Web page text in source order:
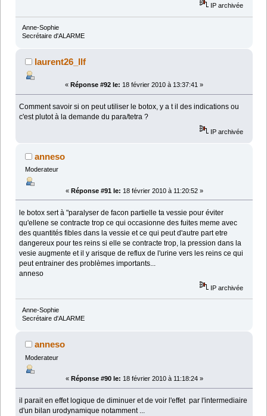
IP archivée
Anne-Sophie
Secrétaire d'ALARME
laurent26_llf
« Réponse #92 le: 18 février 2010 à 13:37:41 »
Comment savoir si on peut utiliser le botox, y a t il des indications ou
c'est plutot à la demande du para/tetra ?
IP archivée
anneso
Moderateur
« Réponse #91 le: 18 février 2010 à 11:20:52 »
le botox sert à "paralyser de facon partielle ta vessie pour éviter
qu'ellene se contracte trop ce qui occasionne des fuites meme avec
des quantités fibles dans la vessie et ce qui peut d'autre part etre
dangereux pour tes reins si elle se contracte trop, la pression dans la
vesie augmente et il y arisque de reflux de l'urine vers les reins ce qui
peut entrainer des problèmes importants...
anneso
IP archivée
Anne-Sophie
Secrétaire d'ALARME
anneso
Moderateur
« Réponse #90 le: 18 février 2010 à 11:18:24 »
il parait en effet logique de diminuer et de voir l'effet par l'intermediaire
d'un bilan urodynamique notamment ...